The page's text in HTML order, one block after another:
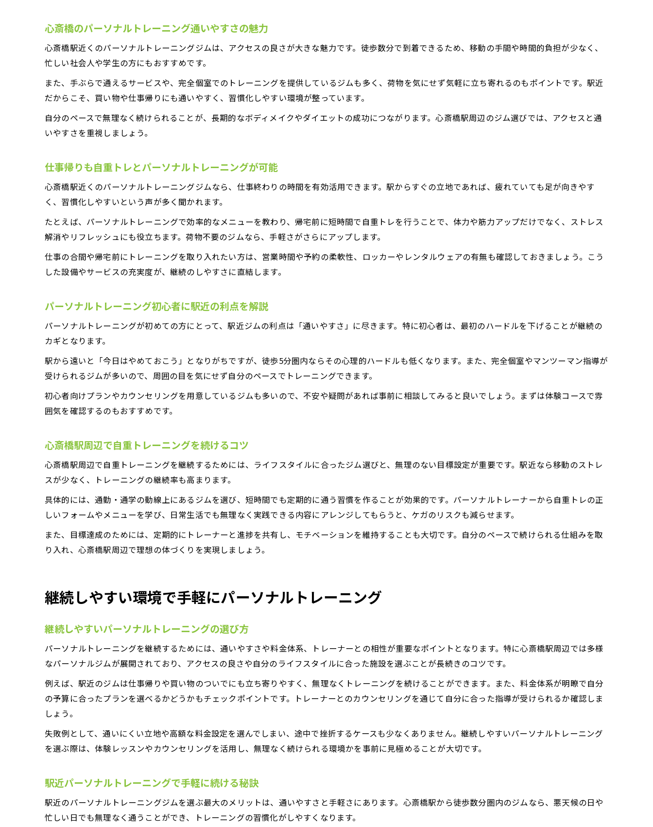
女性にもおすすめの自重パーソナルトレーニング
女性や初心者も安心な無理のないパーソナルトレーニング
パーソナルトレーニングは無理なく続けやすい
自重トレーニングで初心者も安心して始められる
心斎橋周辺のパーソナルトレーニングはサポート充実
パーソナルトレーニングの料金比較ポイント
サポート充実のパーソナルトレーニングを選ぶコツ
心斎橋でパーソナルトレーニングの相場を知る方法
パーソナルトレーニングはサポート内容が重要
理想の体づくりを叶えるパーソナルトレーニングの秘訣
理想の体を目指すパーソナルトレーニング活用法
パーソナルトレーニングで目標達成するポイント
心斎橋駅で理想の体づくりをサポートする方法
心斎橋のパーソナルトレーニング通いやすさの魅力
心斎橋駅近くのパーソナルトレーニングジムは、アクセスの良さが大きな魅力です。徒歩数分で到着できるため、移動の手間や時間的負担が少なく、
忙しい社会人や学生の方にもおすすめです。
また、手ぶらで通えるサービスや、完全個室でのトレーニングを提供しているジムも多く、荷物を気にせず気軽に立ち寄れるのもポイントです。駅近
だからこそ、買い物や仕事帰りにも通いやすく、習慣化しやすい環境が整っています。
自分のペースで無理なく続けられることが、長期的なボディメイクやダイエットの成功につながります。心斎橋駅周辺のジム選びでは、アクセスと通
いやすさを重視しましょう。
仕事帰りも自重トレとパーソナルトレーニングが可能
心斎橋駅近くのパーソナルトレーニングジムなら、仕事終わりの時間を有効活用できます。駅からすぐの立地であれば、疲れていても足が向きやす
く、習慣化しやすいという声が多く聞かれます。
たとえば、パーソナルトレーニングで効率的なメニューを教わり、帰宅前に短時間で自重トレを行うことで、体力や筋力アップだけでなく、ストレス
解消やリフレッシュにも役立ちます。荷物不要のジムなら、手軽さがさらにアップします。
仕事の合間や帰宅前にトレーニングを取り入れたい方は、営業時間や予約の柔軟性、ロッカーやレンタルウェアの有無も確認しておきましょう。こう
した設備やサービスの充実度が、継続のしやすさに直結します。
パーソナルトレーニング初心者に駅近の利点を解説
パーソナルトレーニングが初めての方にとって、駅近ジムの利点は「通いやすさ」に尽きます。特に初心者は、最初のハードルを下げることが継続の
カギとなります。
駅から遠いと「今日はやめておこう」となりがちですが、徒歩5分圏内ならその心理的ハードルも低くなります。また、完全個室やマンツーマン指導が
受けられるジムが多いので、周囲の目を気にせず自分のペースでトレーニングできます。
初心者向けプランやカウンセリングを用意しているジムも多いので、不安や疑問があれば事前に相談してみると良いでしょう。まずは体験コースで雰
囲気を確認するのもおすすめです。
心斎橋駅周辺で自重トレーニングを続けるコツ
心斎橋駅周辺で自重トレーニングを継続するためには、ライフスタイルに合ったジム選びと、無理のない目標設定が重要です。駅近なら移動のストレ
スが少なく、トレーニングの継続率も高まります。
具体的には、通勤・通学の動線上にあるジムを選び、短時間でも定期的に通う習慣を作ることが効果的です。パーソナルトレーナーから自重トレの正
しいフォームやメニューを学び、日常生活でも無理なく実践できる内容にアレンジしてもらうと、ケガのリスクも減らせます。
また、目標達成のためには、定期的にトレーナーと進捗を共有し、モチベーションを維持することも大切です。自分のペースで続けられる仕組みを取
り入れ、心斎橋駅周辺で理想の体づくりを実現しましょう。
継続しやすい環境で手軽にパーソナルトレーニング
継続しやすいパーソナルトレーニングの選び方
パーソナルトレーニングを継続するためには、通いやすさや料金体系、トレーナーとの相性が重要なポイントとなります。特に心斎橋駅周辺では多様
なパーソナルジムが展開されており、アクセスの良さや自分のライフスタイルに合った施設を選ぶことが長続きのコツです。
例えば、駅近のジムは仕事帰りや買い物のついでにも立ち寄りやすく、無理なくトレーニングを続けることができます。また、料金体系が明瞭で自分
の予算に合ったプランを選べるかどうかもチェックポイントです。トレーナーとのカウンセリングを通じて自分に合った指導が受けられるか確認しま
しょう。
失敗例として、通いにくい立地や高額な料金設定を選んでしまい、途中で挫折するケースも少なくありません。継続しやすいパーソナルトレーニング
を選ぶ際は、体験レッスンやカウンセリングを活用し、無理なく続けられる環境かを事前に見極めることが大切です。
駅近パーソナルトレーニングで手軽に続ける秘訣
駅近のパーソナルトレーニングジムを選ぶ最大のメリットは、通いやすさと手軽さにあります。心斎橋駅から徒歩数分圏内のジムなら、悪天候の日や
忙しい日でも無理なく通うことができ、トレーニングの習慣化がしやすくなります。